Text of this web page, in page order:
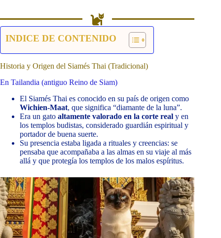
INDICE DE CONTENIDO
Historia y Origen del Siamés Thai (Tradicional)
En Tailandia (antiguo Reino de Siam)
El Siamés Thai es conocido en su país de origen como
Wichien-Maat, que significa “diamante de la luna”.
Era un gato altamente valorado en la corte real y en
los templos budistas, considerado guardián espiritual y
portador de buena suerte.
Su presencia estaba ligada a rituales y creencias: se
pensaba que acompañaba a las almas en su viaje al más
allá y que protegía los templos de los malos espíritus.